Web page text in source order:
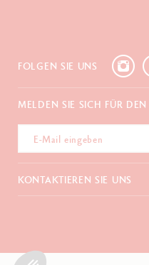
FOLGEN SIE UNS
MELDEN SIE SICH FÜR
KONTAKTIEREN SIE UNS
Schweiz